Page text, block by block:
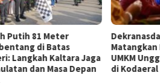
Tarakan
Persiapan Produk
Unggulan, Siap Tampil
Fair 2026
Wali Kota
Beasiswa
Sitorus